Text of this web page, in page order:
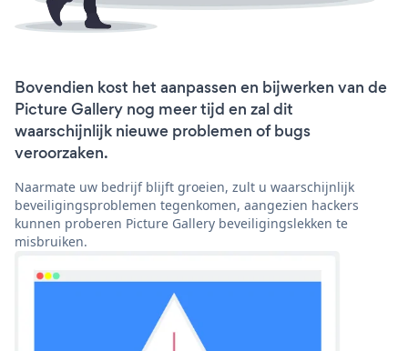
Bovendien kost het aanpassen en bijwerken van de
Picture Gallery nog meer tijd en zal dit
waarschijnlijk nieuwe problemen of bugs
veroorzaken.
Naarmate uw bedrijf blijft groeien, zult u waarschijnlijk
beveiligingsproblemen tegenkomen, aangezien hackers
kunnen proberen Picture Gallery beveiligingslekken te
misbruiken.